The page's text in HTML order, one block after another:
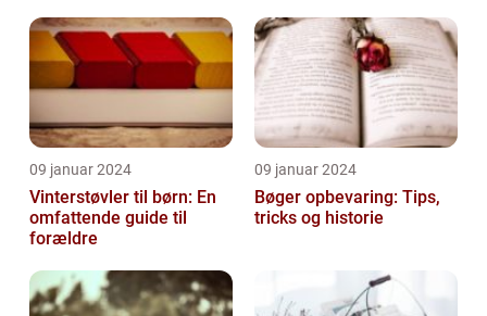
09 januar 2024
Vinterstøvler til børn: En
omfattende guide til
forældre
09 januar 2024
Bøger opbevaring: Tips,
tricks og historie